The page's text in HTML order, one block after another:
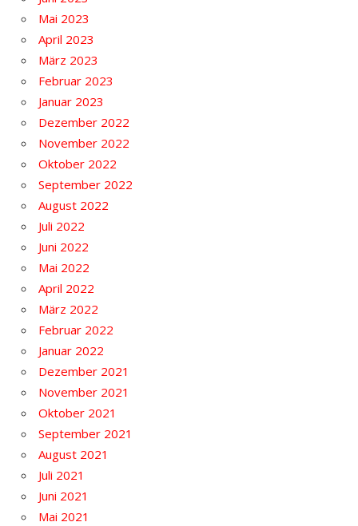
Mai 2023
April 2023
März 2023
Februar 2023
Januar 2023
Dezember 2022
November 2022
Oktober 2022
September 2022
August 2022
Juli 2022
Juni 2022
Mai 2022
April 2022
März 2022
Februar 2022
Januar 2022
Dezember 2021
November 2021
Oktober 2021
September 2021
August 2021
Juli 2021
Juni 2021
Mai 2021